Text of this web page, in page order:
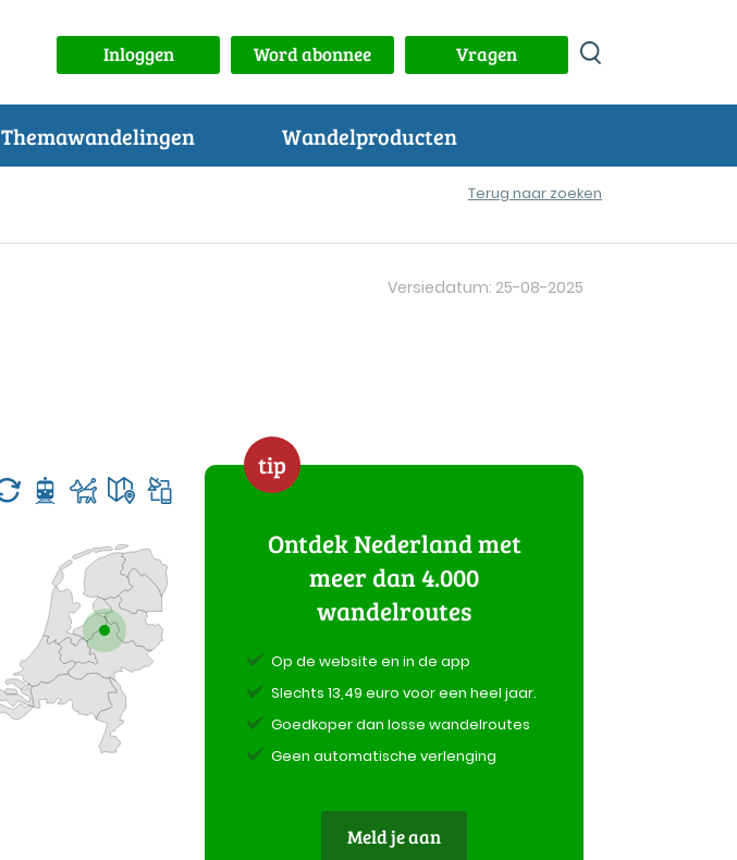
Inloggen Word abonnee Vragen
Themawandelingen Wandelproducten
Terug naar zoeken
Versiedatum: 25-08-2025
tip
Ontdek Nederland met
meer dan 4.000
wandelroutes
Op de website en in de app
Slechts 13,49 euro voor een heel jaar.
Goedkoper dan losse wandelroutes
Geen automatische verlenging
Meld je aan